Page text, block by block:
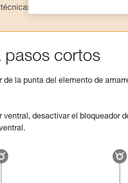
relacionadas con su
pasos cortos
de la punta del elemento de
ventral, desactivar el bloqueador